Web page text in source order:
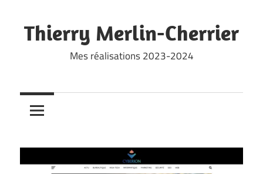
to
content
Thierry Merlin-Cherrier
Mes réalisations 2023-2024